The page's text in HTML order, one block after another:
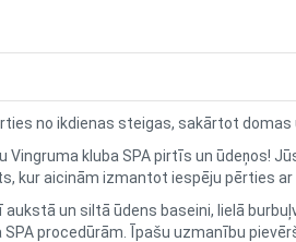
no ikdienas steigas, sakārtot domas
kluba SPA pirtīs un ūdeņos!
kur aicinām izmantot iespēju pērties ar
un siltā ūdens baseini, lielā
procedūrām. Īpašu uzmanību